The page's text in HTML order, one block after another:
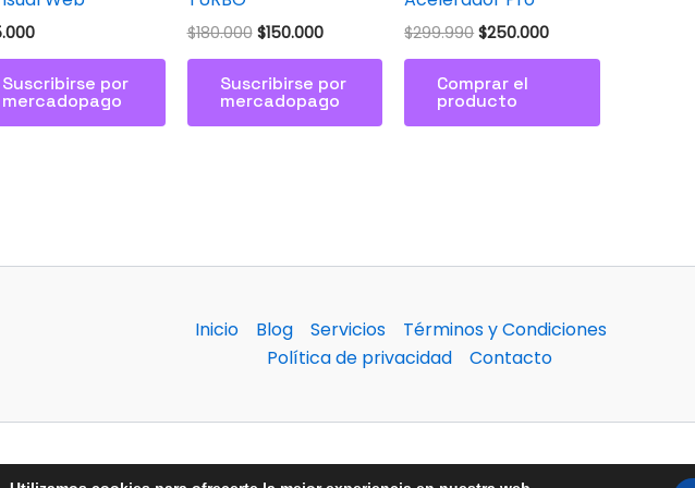
Suscribirse por
mercadopago
$180.000 $150.000
Suscribirse por
mercadopago
$299.990 $250.000
Comprar el
producto
Inicio Blog Servicios
Términos y Condiciones
Política de privacidad
Contacto
“Diseño digital con identidad. Niconic.cl © 2025.”